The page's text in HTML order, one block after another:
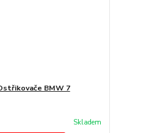
BMW 7
Skladem